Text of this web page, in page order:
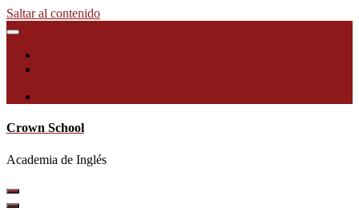
Saltar al contenido
Crown School
Academia de Inglés